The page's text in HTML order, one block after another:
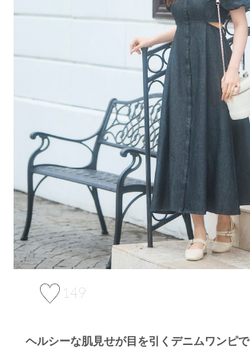
149
ヘルシーな肌見せが目を引くデニムワンピで